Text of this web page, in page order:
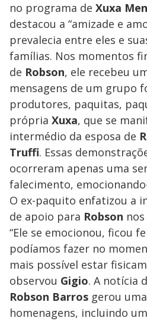
no programa de Xuxa
destacou a “amizade e
prevalecia entre eles e
famílias. Nos momentos
de Robson, ele recebeu
mensagens de um grupo
produtores, paquitas,
própria Xuxa, que se
intermédio da esposa de
Truffi. Essas
ocorreram apenas uma
falecimento,
O ex-paquito enfatizou a
de apoio para Robson
“Ele se emocionou, ficou
podíamos fazer no
mais possível estar
observou Gigio. A notícia
Robson Barros gerou
homenagens, incluindo